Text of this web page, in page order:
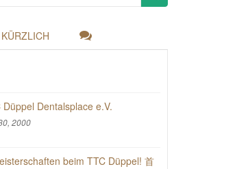
KÜRZLICH
Düppel Dentalsplace e.V.
2000
beim TTC Düppel! 首